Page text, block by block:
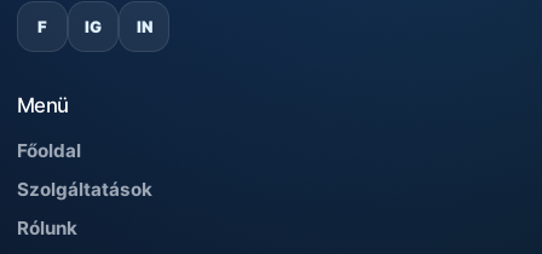
F IG IN
Menü
Főoldal
Szolgáltatások
Rólunk